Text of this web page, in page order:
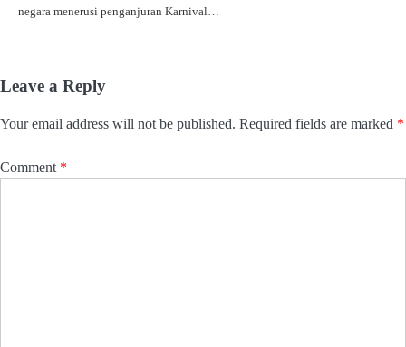
negara menerusi penganjuran Karnival…
Leave a Reply
Your email address will not be published. Required fields are marked *
Comment *